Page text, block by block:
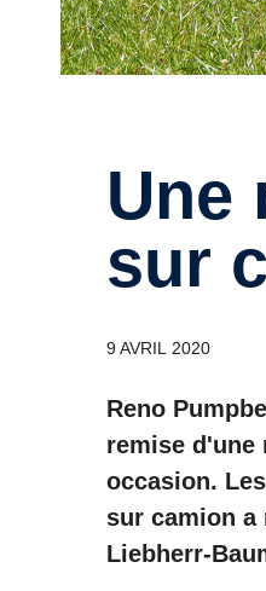
Une nouvelle pompe à béton
sur
9 AVRIL 2020
Reno
remise d'une
occasion.
sur camion a
Liebherr-